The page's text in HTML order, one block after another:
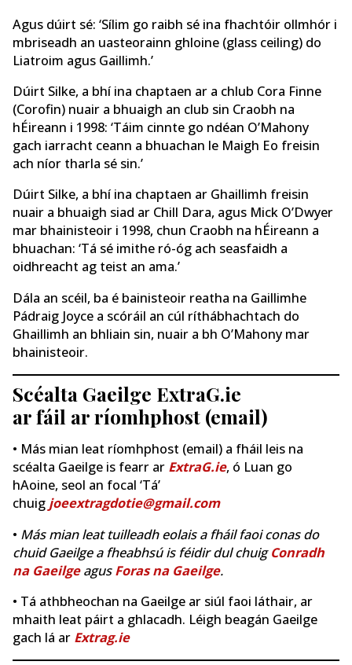
Agus dúirt sé: ‘Sílim go raibh sé ina fhachtóir ollmhór i
mbriseadh an uasteorainn ghloine (glass ceiling) do
Liatroim agus Gaillimh.’
Dúirt Silke, a bhí ina chaptaen ar a chlub Cora Finne
(Corofin) nuair a bhuaigh an club sin Craobh na
hÉireann i 1998: ‘Táim cinnte go ndéan O’Mahony
gach iarracht ceann a bhuachan le Maigh Eo freisin
ach níor tharla sé sin.’
Dúirt Silke, a bhí ina chaptaen ar Ghaillimh freisin
nuair a bhuaigh siad ar Chill Dara, agus Mick O’Dwyer
mar bhainisteoir i 1998, chun Craobh na hÉireann a
bhuachan: ‘Tá sé imithe ró-óg ach seasfaidh a
oidhreacht ag teist an ama.’
Dála an scéil, ba é bainisteoir reatha na Gaillimhe
Pádraig Joyce a scóráil an cúl ríthábhachtach do
Ghaillimh an bhliain sin, nuair a bh O’Mahony mar
bhainisteoir.
Scéalta Gaeilge ExtraG.ie
ar fáil ar ríomhphost (email)
• Más mian leat ríomhphost (email) a fháil leis na
scéalta Gaeilge is fearr ar ExtraG.ie, ó Luan go
hAoine, seol an focal ‘Tá’
chuig joeextragdotie@gmail.com
• Más mian leat tuilleadh eolais a fháil faoi conas do
chuid Gaeilge a fheabhsú is féidir dul chuigConradh
na GaeilgeagusForas na Gaeilge.
• Tá athbheochan na Gaeilge ar siúl faoi láthair, ar
mhaith leat páirt a ghlacadh. Léigh beagán Gaeilge
gach lá ar Extrag.ie